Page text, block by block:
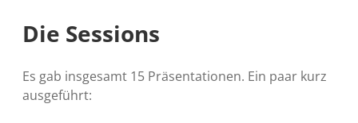
Die Sessions
Es gab insgesamt 15 Präsentationen. Ein paar kurz
ausgeführt: